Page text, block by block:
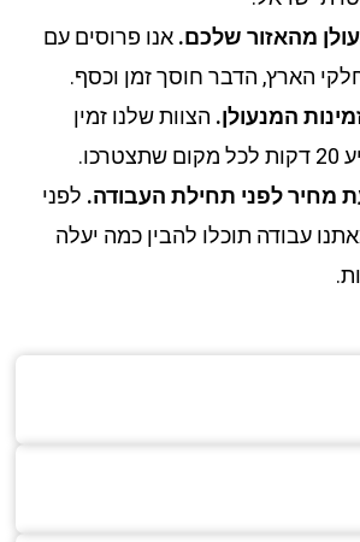
מהאזור שלכם.אנו פרוסים עם
הארץ, הדבר חוסך זמן וכסף.
המנעולן.הצוות שלנו זמין
לפני תחילת העבודה.לפני
עבודה תוכלו להבין כמה יעלה